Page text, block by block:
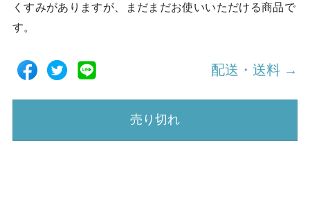
くすみがありますが、まだまだお使いいただける商品で
す。
配送・送料 →
売り切れ